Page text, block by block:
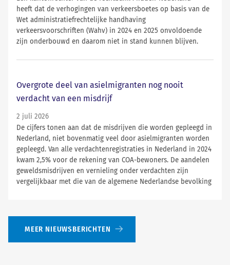
heeft dat de verhogingen van verkeersboetes op basis van de
Wet administratiefrechtelijke handhaving
verkeersvoorschriften (Wahv) in 2024 en 2025 onvoldoende
zijn onderbouwd en daarom niet in stand kunnen blijven.
Overgrote deel van asielmigranten nog nooit
verdacht van een misdrijf
2 juli 2026
De cijfers tonen aan dat de misdrijven die worden gepleegd in
Nederland, niet bovenmatig veel door asielmigranten worden
gepleegd. Van alle verdachtenregistraties in Nederland in 2024
kwam 2,5% voor de rekening van COA-bewoners. De aandelen
geweldsmisdrijven en vernieling onder verdachten zijn
vergelijkbaar met die van de algemene Nederlandse bevolking
MEER NIEUWSBERICHTEN